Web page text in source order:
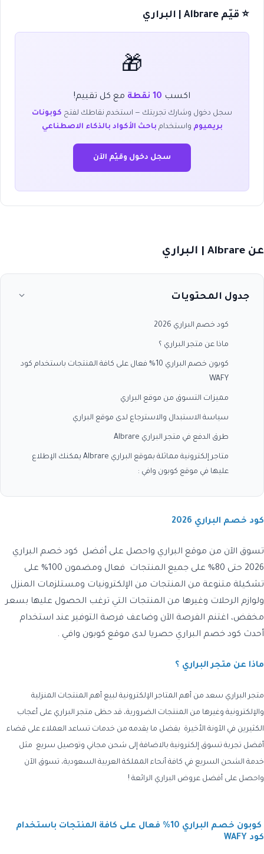
⭐ قيّم Albrare | البراري
🎁
اكسب 10 نقطة مع كل تقييم!
سجل دخول وشارك تجربتك — استخدم نقاطك لفتح كوبونات
بريميوم واستخدام باحث الأكواد بالذكاء الاصطناعي
سجل دخول وقيّم الآن
عن Albrare | البراري
جدول المحتويات
كود خصم البراري 2026
ماذا عن متجر البراري ؟
كوبون خصم البراري 10% فعال على كافة المنتجات باستخدام كود
WAFY
مميزات التسوق من موقع البراري
سياسة الاستبدال والاسترجاع لدى موقع البراري
طرق الدفع في متجر البراري Albrare
متاجر إلكترونية مماثلة بموقع البراري Albrare يمكنك الإطلاع
عليها في موقع كوبون وافي :
كود خصم البراري 2026
تسوق الآن من موقع البراري واحصل على أفضل كود خصم البراري
2026 حتى 80% على جميع المنتجات فعال ومضمون 100% على
تشكيلة متنوعة من المنتجات من الإلكترونيات ومستلزمات المنزل
ولوازم الرحلات وغيرها من المنتجات التي ترغب الحصول عليها بسعر
مخفض، اغتنم الفرصة الآن وضاعف فرصة التوفير عند استخدام
أحدث كود خصم البراري حصريا لدى موقع كوبون وافي .
ماذا عن متجر البراري ؟
متجر البراري سعد من أهم المتاجر الإلكترونية لبيع أهم المنتجات المنزلية
والإلكترونية وغيرها من المنتجات الضرورية، قد حظى متجر البراري على أعجاب
الكثيرين في الآونة الأخيرة بفضل ما يقدمه من خدمات تساعد العملاء على قضاء
أفضل تجربة تسوق إلكترونية بالاضافة إلى شحن مجاني وتوصيل سريع مثل
خدمة الشحن السريع في كافة أنحاء المملكة العربية السعودية، تسوق الآن
واحصل على أفضل عروض البراري الرائعة !
كوبون خصم البراري 10% فعال على كافة المنتجات باستخدام
كود WAFY